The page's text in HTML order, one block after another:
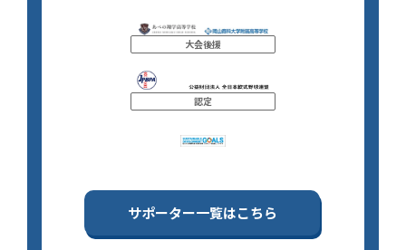
大会後援
認定
サポーター一覧はこちら